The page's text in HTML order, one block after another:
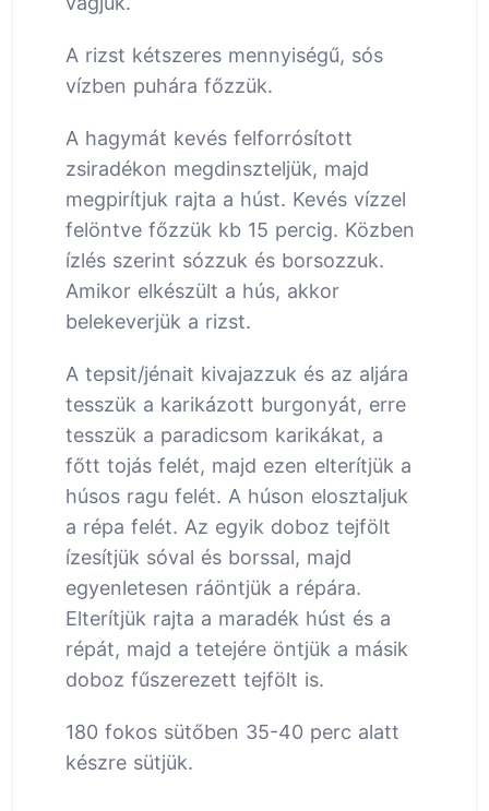
A rizst kétszeres mennyiségű, sós
vízben puhára főzzük.
A hagymát kevés felforrósított
zsiradékon megdinszteljük, majd
megpirítjuk rajta a húst. Kevés vízzel
felöntve főzzük kb 15 percig. Közben
ízlés szerint sózzuk és borsozzuk.
Amikor elkészült a hús, akkor
belekeverjük a rizst.
A tepsit/jénait kivajazzuk és az aljára
tesszük a karikázott burgonyát, erre
tesszük a paradicsom karikákat, a
főtt tojás felét, majd ezen elterítjük a
húsos ragu felét. A húson elosztaljuk
a répa felét. Az egyik doboz tejfölt
ízesítjük sóval és borssal, majd
egyenletesen ráöntjük a répára.
Elterítjük rajta a maradék húst és a
répát, majd a tetejére öntjük a másik
doboz fűszerezett tejfölt is.
180 fokos sütőben 35-40 perc alatt
készre sütjük.